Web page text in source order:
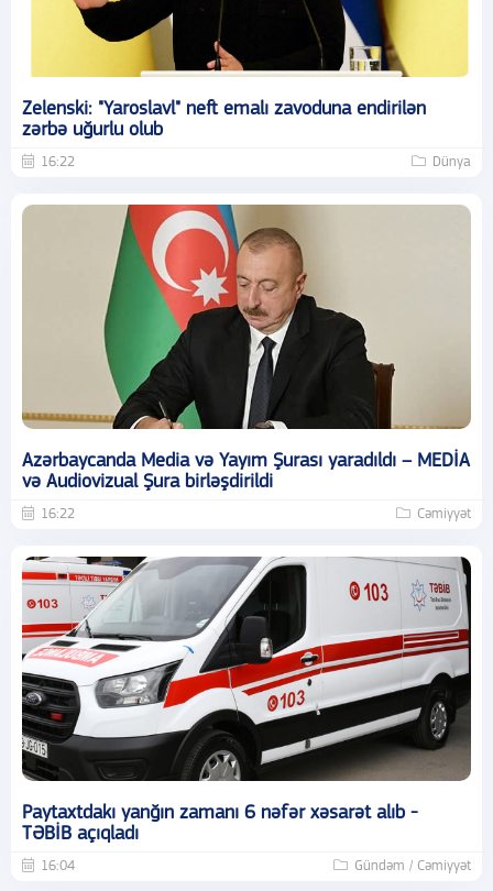
Zelenski: "Yaroslavl" neft emalı zavoduna endirilən
zərbə uğurlu olub
16:22 Dünya
Azərbaycanda Media və Yayım Şurası yaradıldı – MEDİA
və Audiovizual Şura birləşdirildi
16:22 Cəmiyyət
Paytaxtdakı yanğın zamanı 6 nəfər xəsarət alıb -
TƏBİB açıqladı
16:04 Gündəm / Cəmiyyət